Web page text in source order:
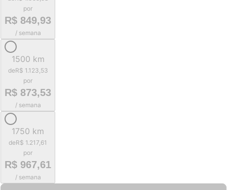
por
R$ 849,93
/ semana
1500 km
deR$ 1.123,53
por
R$ 873,53
/ semana
1750 km
deR$ 1.217,61
por
R$ 967,61
/ semana